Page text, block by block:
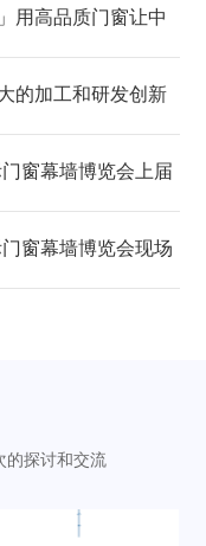
用高品质门窗让中
的加工和研发创新
窗幕墙博览会上届
窗幕墙博览会现场
的探讨和交流